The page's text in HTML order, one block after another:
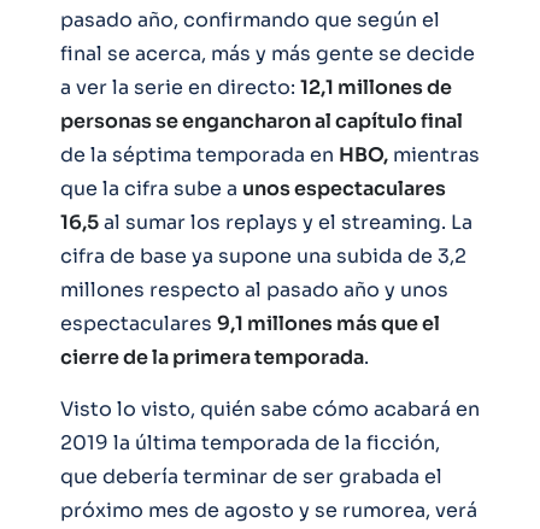
pasado año, confirmando que según el
final se acerca, más y más gente se decide
a ver la serie en directo: 12,1 millones de
personas se engancharon al capítulo final
de la séptima temporada en HBO, mientras
que la cifra sube a unos espectaculares
16,5al sumar los replays y el streaming. La
cifra de base ya supone una subida de 3,2
millones respecto al pasado año y unos
espectaculares 9,1 millones más que el
cierre de la primera temporada.
Visto lo visto, quién sabe cómo acabará en
2019 la última temporada de la ficción,
que debería terminar de ser grabada el
próximo mes de agosto y se rumorea, verá